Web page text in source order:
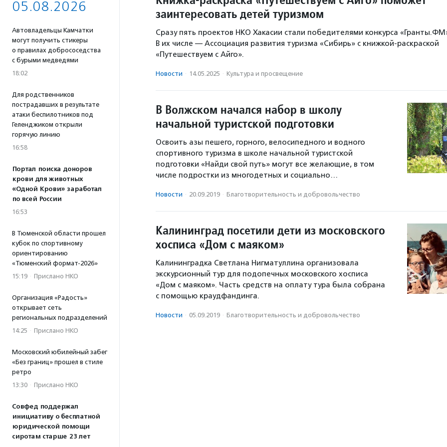
05.08.2026
Автовладельцы Камчатки
могут получить стикеры
о правилах добрососедства
с бурыми медведями
18:02
Для родственников
пострадавших в результате
атаки беспилотников под
Геленджиком открыли
горячую линию
16:58
Портал поиска доноров
крови для животных
«Одной Крови» заработал
по всей России
16:53
В Тюменской области прошел
кубок по спортивному
ориентированию
«Тюменский формат-2026»
15:19 · Прислано НКО
Организация «Радость»
открывает сеть
региональных подразделений
14:25 · Прислано НКО
Московский юбилейный забег
«Без границ» прошел в стиле
ретро
13:30 · Прислано НКО
Совфед поддержал
инициативу о бесплатной
юридической помощи
сиротам старше 23 лет
заинтересовать детей туризмом
Сразу пять проектов НКО Хакасии стали победителями конкурса
В их числе — Ассоциация развития туризма «Сибирь» с книжкой-раскраской
«Путешествуем с Айго».
Новости · 14.05.2025 · Культура и просвещение
В Волжском начался набор в школу
начальной туристской подготовки
Освоить азы пешего, горного, велосипедного и водного
спортивного туризма в школе начальной туристской
подготовки «Найди свой путь» могут все желающие, в том
числе подростки из многодетных и социально…
Новости · 20.09.2019 · Благотвори­тель­ность и доброволь­чест­во
Калининград посетили дети из московского
хосписа «Дом с маяком»
Калининградка Светлана Нигматуллина организовала
экскурсионный тур для подопечных московского хосписа
«Дом с маяком». Часть средств на оплату тура была собрана
с помощью краудфандинга.
Новости · 05.09.2019 · Благотвори­тель­ность и доброволь­чест­во